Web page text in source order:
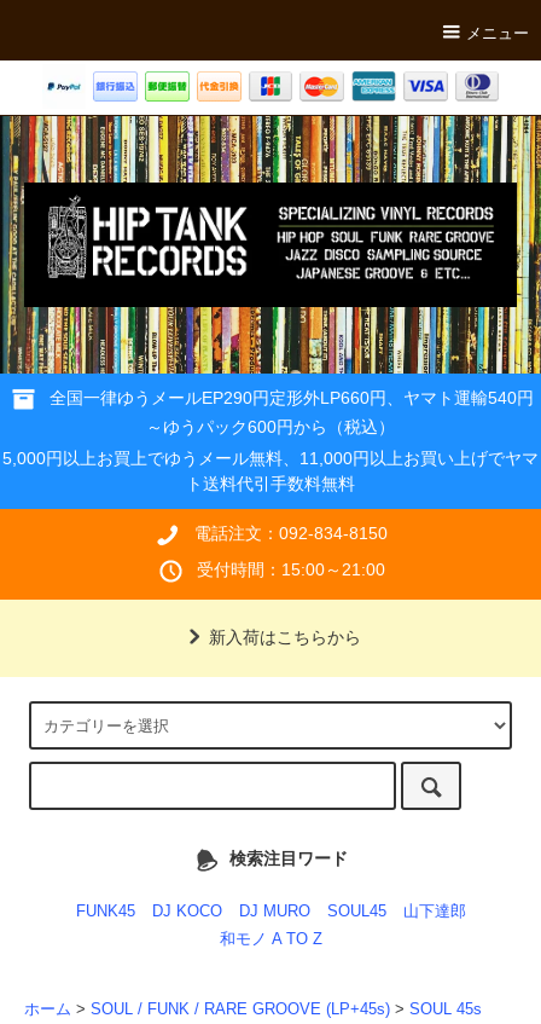
メニュー
全国一律ゆうメールEP290円定形外LP660円、ヤマト運輸540円
～ゆうパック600円から（税込）
5,000円以上お買上でゆうメール無料、11,000円以上お買い上げでヤマ
ト送料代引手数料無料
電話注文：092-834-8150
受付時間：15:00～21:00
新入荷はこちらから
検索注目ワード
FUNK45 DJ KOCO DJ MURO SOUL45
山下達郎
和モノ A TO Z
ホーム > SOUL / FUNK / RARE GROOVE (LP+45s) > SOUL 45s